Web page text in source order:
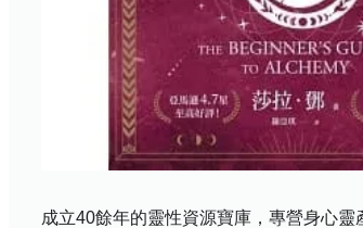
成立40餘年的靈性資源寶庫，專營身心